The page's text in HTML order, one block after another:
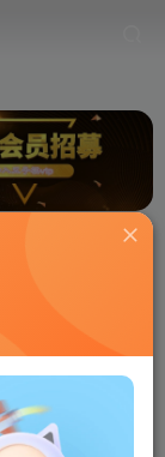
服 梦幻教学